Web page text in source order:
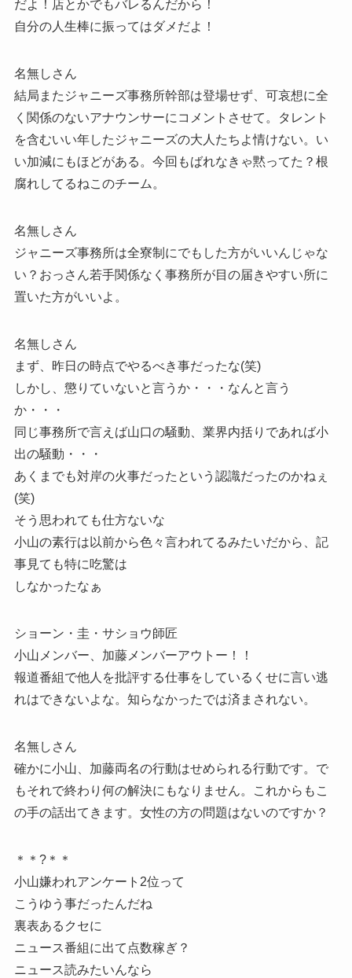
だよ！店とかでもバレるんだから！
自分の人生棒に振ってはダメだよ！
名無しさん
結局またジャニーズ事務所幹部は登場せず、可哀想に全
く関係のないアナウンサーにコメントさせて。タレント
を含むいい年したジャニーズの大人たちよ情けない。い
い加減にもほどがある。今回もばれなきゃ黙ってた？根
腐れしてるねこのチーム。
名無しさん
ジャニーズ事務所は全寮制にでもした方がいいんじゃな
い？おっさん若手関係なく事務所が目の届きやすい所に
置いた方がいいよ。
名無しさん
まず、昨日の時点でやるべき事だったな(笑)
しかし、懲りていないと言うか・・・なんと言う
か・・・
同じ事務所で言えば山口の騒動、業界内括りであれば小
出の騒動・・・
あくまでも対岸の火事だったという認識だったのかねぇ
(笑)
そう思われても仕方ないな
小山の素行は以前から色々言われてるみたいだから、記
事見ても特に吃驚は
しなかったなぁ
ショーン・圭・サショウ師匠
小山メンバー、加藤メンバーアウトー！！
報道番組で他人を批評する仕事をしているくせに言い逃
れはできないよな。知らなかったでは済まされない。
名無しさん
確かに小山、加藤両名の行動はせめられる行動です。で
もそれで終わり何の解決にもなりません。これからもこ
の手の話出てきます。女性の方の問題はないのですか？
＊＊?＊＊
小山嫌われアンケート2位って
こうゆう事だったんだね
裏表あるクセに
ニュース番組に出て点数稼ぎ？
ニュース読みたいんなら